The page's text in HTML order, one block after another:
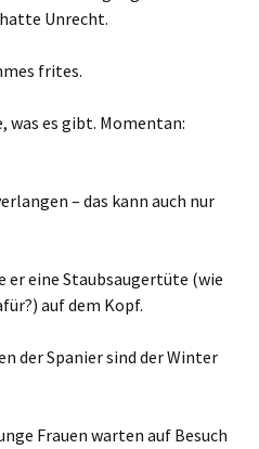
Unrecht.
frites.
was es gibt. Momentan:
– das kann auch nur
er eine Staubsaugertüte (wie
auf dem Kopf.
der Spanier sind der Winter
Frauen warten auf Besuch